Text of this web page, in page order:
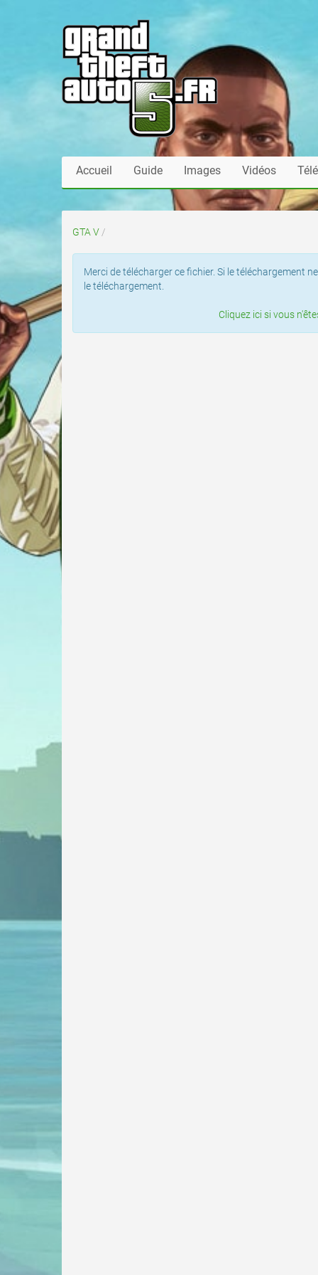
Accueil Guide Images Vidéos
GTA V /
Merci de télécharger ce fichier. Si le téléchargement
le téléchargement.
Cliquez ici si vous